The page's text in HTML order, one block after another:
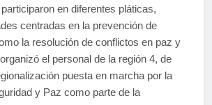
en diferentes pláticas,
centradas en la prevención de
la resolución de conflictos en paz y
el personal de la región 4, de
puesta en marcha por la
y Paz como parte de la